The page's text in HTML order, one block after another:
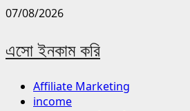
Skip
content
07/08/2026
এসো ইনকাম করি
Primary
Menu
Affiliate Marketing
income